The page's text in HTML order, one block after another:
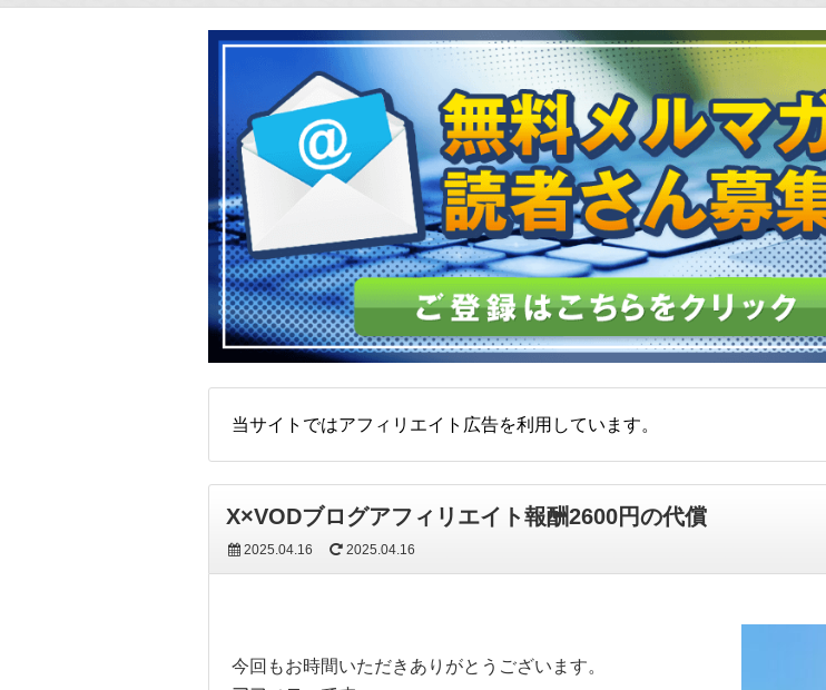
当サイトではアフィリエイト広告を利用しています。
X×VODブログアフィリエイト報酬2600円の代償
2025.04.16 2025.04.16
今回もお時間いただきありがとうございます。